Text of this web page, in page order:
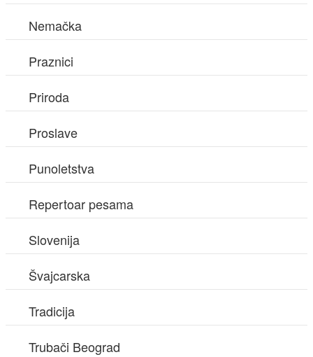
Nemačka
Praznici
Priroda
Proslave
Punoletstva
Repertoar pesama
Slovenija
Švajcarska
Tradicija
Trubači Beograd